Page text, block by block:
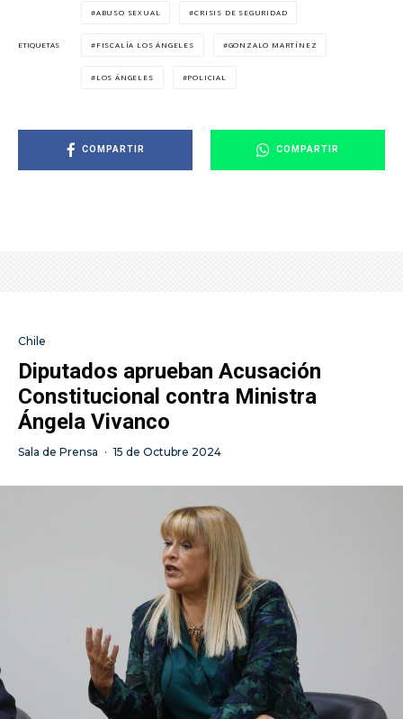
ETIQUETAS
ABUSO SEXUAL CRISIS DE SEGURIDAD
FISCALÍA LOS ÁNGELES GONZALO MARTÍNEZ
LOS ÁNGELES POLICIAL
COMPARTIR COMPARTIR
Chile
Diputados aprueban Acusación
Constitucional contra Ministra
Ángela Vivanco
Sala de Prensa · 15 de Octubre 2024